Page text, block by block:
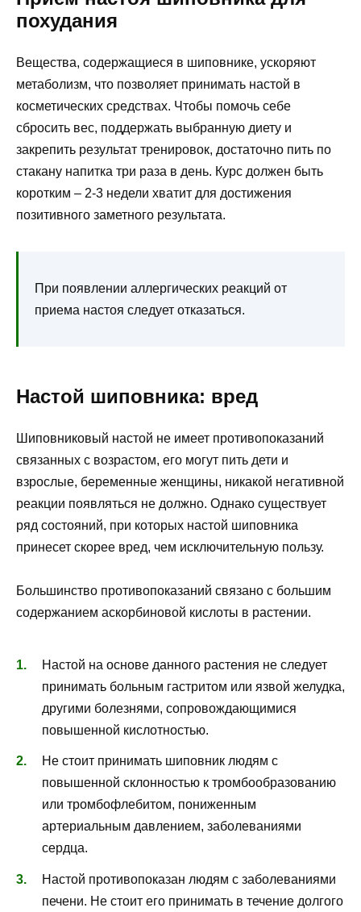
похудания
Вещества, содержащиеся в шиповнике, ускоряют
метаболизм, что позволяет принимать настой в
косметических средствах. Чтобы помочь себе
сбросить вес, поддержать выбранную диету и
закрепить результат тренировок, достаточно пить по
стакану напитка три раза в день. Курс должен быть
коротким – 2-3 недели хватит для достижения
позитивного заметного результата.
При появлении аллергических реакций от
приема настоя следует отказаться.
Настой шиповника: вред
Шиповниковый настой не имеет противопоказаний
связанных с возрастом, его могут пить дети и
взрослые, беременные женщины, никакой негативной
реакции появляться не должно. Однако существует
ряд состояний, при которых настой шиповника
принесет скорее вред, чем исключительную пользу.
Большинство противопоказаний связано с большим
содержанием аскорбиновой кислоты в растении.
Настой на основе данного растения не следует
принимать больным гастритом или язвой желудка,
другими болезнями, сопровождающимися
повышенной кислотностью.
Не стоит принимать шиповник людям с
повышенной склонностью к тромбообразованию
или тромбофлебитом, пониженным
артериальным давлением, заболеваниями
сердца.
Настой противопоказан людям с заболеваниями
печени. Не стоит его принимать в течение долгого